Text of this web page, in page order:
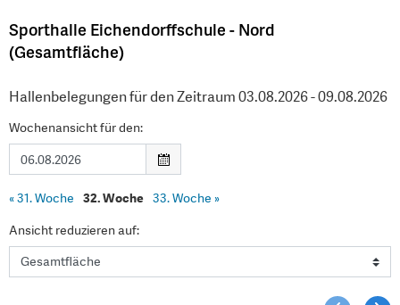
Sporthalle Eichendorffschule - Nord
(Gesamtfläche)
Hallenbelegungen für den Zeitraum 03.08.2026 - 09.08.2026
Wochenansicht für den:
«31. Woche 32. Woche 33. Woche »
Ansicht reduzieren auf: